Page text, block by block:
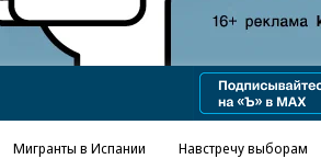
Мигранты в Испании Навстречу выборам